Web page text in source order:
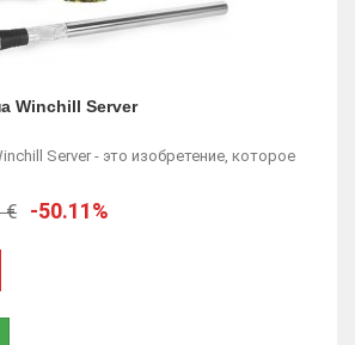
Winchill Server
Server - это изобретение, которое
€ -50.11%